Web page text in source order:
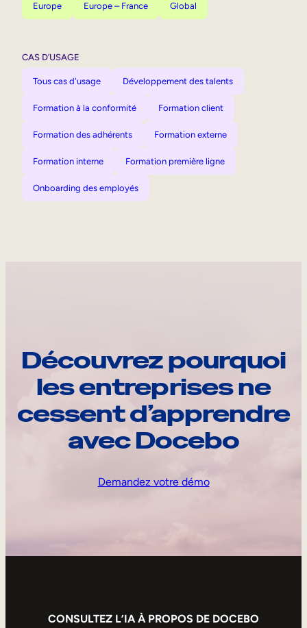
Europe Europe – France Global
CAS D’USAGE
Tous cas d'usage Développement des talents
Formation à la conformité Formation client
Formation des adhérents Formation externe
Formation interne Formation première ligne
Onboarding des employés
Découvrez pourquoi
les entreprises ne
cessent d’apprendre
avec Docebo
Demandez votre démo
CONSULTEZ L’IA À PROPOS DE DOCEBO